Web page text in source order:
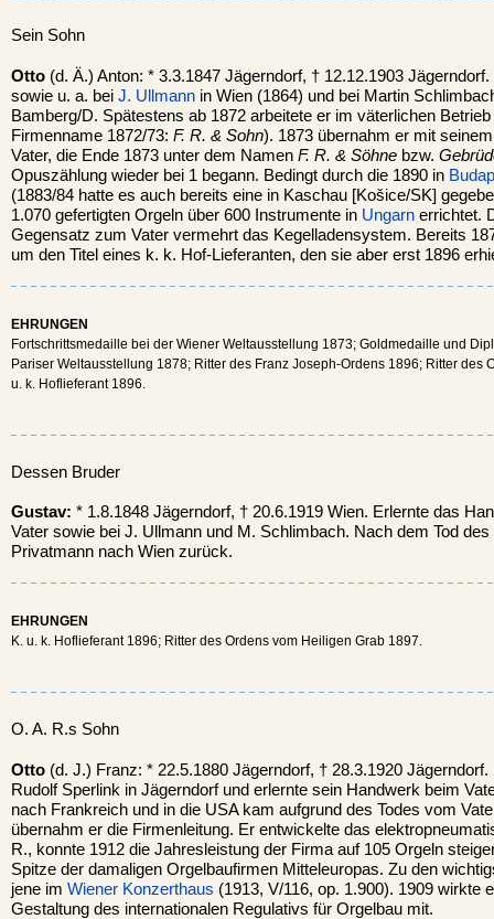
Sein Sohn
Otto (d. Ä.) Anton: * 3.3.1847 Jägerndorf, † 12.12.1903
sowie u. a. bei J. Ullmann in Wien (1864) und bei Martin
Bamberg/D. Spätestens ab 1872 arbeitete er im väterlichen
Firmenname 1872/73: F. R. & Sohn). 1873 übernahm er mit
Vater, die Ende 1873 unter dem Namen F. R. & Söhne bzw.
Opuszählung wieder bei 1 begann. Bedingt durch die 1890 in
(1883/84 hatte es auch bereits eine in Kaschau [Košice/SK]
1.070 gefertigten Orgeln über 600 Instrumente in Ungarn errichtet.
Gegensatz zum Vater vermehrt das Kegelladensystem. Bereits
um den Titel eines k. k. Hof-Lieferanten, den sie aber erst 1896
EHRUNGEN
Fortschrittsmedaille bei der Wiener Weltausstellung 1873; Goldmedaille und
Pariser Weltausstellung 1878; Ritter des Franz Joseph-Ordens 1896; Ritter des
u. k. Hoflieferant 1896.
Dessen Bruder
Gustav: * 1.8.1848 Jägerndorf, † 20.6.1919 Wien. Erlernte das
Vater sowie bei J. Ullmann und M. Schlimbach. Nach dem Tod
Privatmann nach Wien zurück.
EHRUNGEN
K. u. k. Hoflieferant 1896; Ritter des Ordens vom Heiligen Grab 1897.
O. A. R.s Sohn
Otto (d. J.) Franz: * 22.5.1880 Jägerndorf, † 28.3.1920
Rudolf Sperlink in Jägerndorf und erlernte sein Handwerk beim
nach Frankreich und in die USA kam aufgrund des Todes vom
übernahm er die Firmenleitung. Er entwickelte das
R., konnte 1912 die Jahresleistung der Firma auf 105 Orgeln
Spitze der damaligen Orgelbaufirmen Mitteleuropas. Zu den
jene im Wiener Konzerthaus (1913, V/116, op. 1.900). 1909 wirkte
Gestaltung des internationalen Regulativs für Orgelbau mit.